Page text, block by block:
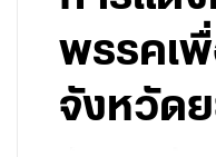
พรรคเพื่
จังหวัดย